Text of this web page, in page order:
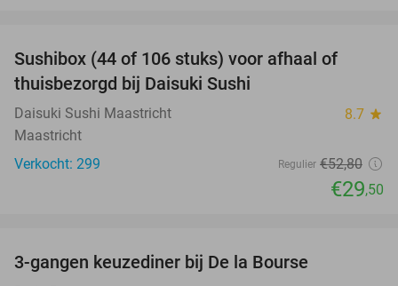
Sushibox (44 of 106 stuks) voor afhaal of
thuisbezorgd bij Daisuki Sushi
Daisuki Sushi Maastricht 8.7 star
Maastricht
Verkocht: 299
Regulier €52,80
€29,50
3-gangen keuzediner bij De la Bourse